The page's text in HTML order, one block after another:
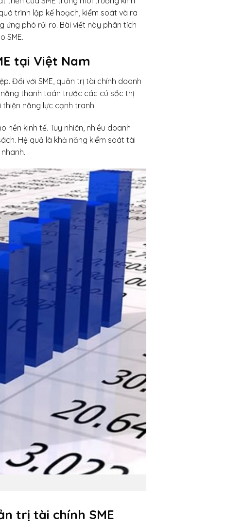
trình lập kế hoạch, kiểm soát và ra
ứng phó rủi ro. Bài viết này phân tích
SME.
tại Việt Nam
Đối với SME, quản trị tài chính doanh
thanh toán trước các cú sốc thị
năng lực cạnh tranh.
kinh tế. Tuy nhiên, nhiều doanh
Hệ quả là khả năng kiểm soát tài
trị tài chính SME